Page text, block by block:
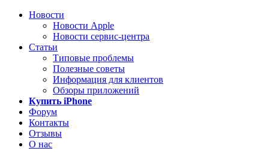
Новости
Новости Apple
Новости сервис-центра
Статьи
Типовые проблемы
Полезные советы
Информация для клиентов
Обзоры приложений
Купить iPhone
Форум
Контакты
Отзывы
О нас